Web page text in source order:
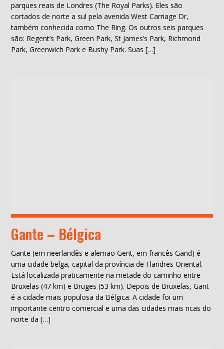
parques reais de Londres (The Royal Parks). Eles são
cortados de norte a sul pela avenida West Carriage Dr,
também conhecida como The Ring. Os outros seis parques
são: Regent’s Park, Green Park, St James’s Park, Richmond
Park, Greenwich Park e Bushy Park. Suas […]
Gante – Bélgica
Gante (em neerlandês e alemão Gent, em francês Gand) é
uma cidade belga, capital da província de Flandres Oriental.
Está localizada praticamente na metade do caminho entre
Bruxelas (47 km) e Bruges (53 km). Depois de Bruxelas, Gant
é a cidade mais populosa da Bélgica. A cidade foi um
importante centro comercial e uma das cidades mais ricas do
norte da […]